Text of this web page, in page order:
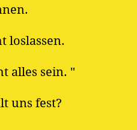
loslassen.
alles sein. "
uns fest?